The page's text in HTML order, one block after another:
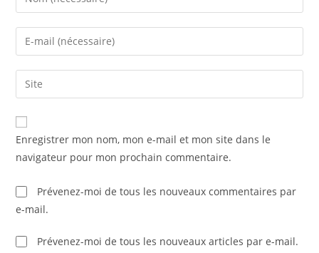
your
name
comment
Enter
your
email
address
comment
Saisir
l’URL
de
votre
(facultatif)
Enregistrer mon nom, mon e-mail et mon site dans le
navigateur pour mon prochain commentaire.
Prévenez-moi de tous les nouveaux commentaires par
e-mail.
Prévenez-moi de tous les nouveaux articles par e-mail.